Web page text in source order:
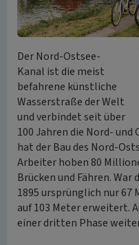
Der Nord-Ostsee-
Kanal ist die meist
befahrene künstliche
Wasserstraße der Welt
und verbindet seit über
100 Jahren die Nord-
hat der Bau des Nord-
Arbeiter hoben 80
Brücken und Fähren.
1895 ursprünglich nur 67
auf 103 Meter erweitert.
einer dritten Phase